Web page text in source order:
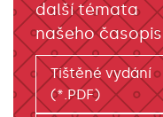
další témata
našeho
Tištěné vydání
(*.PDF)